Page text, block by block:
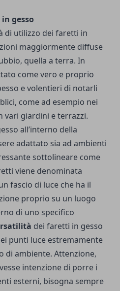
gesso
di utilizzo dei faretti in
maggiormente diffuse
quella a terra. In
come vero e proprio
e volentieri di notarli
come ad esempio nei
vari giardini e terrazzi.
all’interno della
adattato sia ad ambienti
sottolineare come
viene denominata
fascio di luce che ha il
proprio su un luogo
di uno specifico
dei faretti in gesso
punti luce estremamente
di ambiente. Attenzione,
intenzione di porre i
esterni, bisogna sempre